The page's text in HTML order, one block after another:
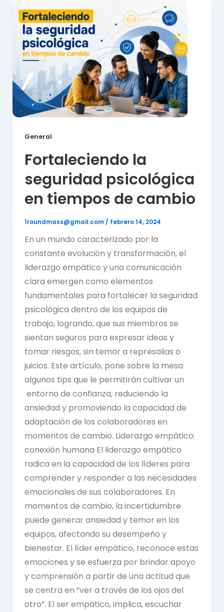
General
Fortaleciendo la
seguridad psicológica
en tiempos de cambio
1roundmass@gmail.com / febrero 14, 2024
En un mundo caracterizado por la
constante evolución y transformación, el
liderazgo empático y una comunicación
clara emergen como elementos
fundamentales para fortalecer la seguridad
psicológica dentro de los equipos de
trabajo, logrando, que sus miembros se
sientan seguros para expresar ideas y
tomar riesgos, sin temor a represalias o
juicios. Este artículo, pone sobre la mesa
algunos tips que le permitirán cultivar un
entorno de confianza, reduciendo la
ansiedad y promoviendo la capacidad de
adaptación de los colaboradores en
momentos de cambio. Liderazgo empático:
conexión humana El liderazgo empático
radica en la capacidad de los líderes para
comprender y responder a las necesidades
emocionales de sus colaboradores. En
momentos de cambio, la incertidumbre
puede generar ansiedad y temor en los
equipos, afectando su desempeño y
bienestar. El líder empático, reconoce estas
emociones y se esfuerza por brindar apoyo
y comprensión a partir de una actitud que
se centra en “ver a través de los ojos del
otro”. El ser empático, implica, escuchar